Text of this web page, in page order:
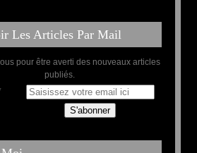
Les Articles Par Mail
pour être averti des nouveaux articles
publiés.